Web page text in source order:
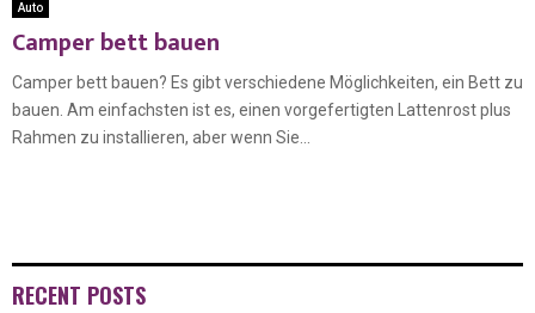
Auto
Camper bett bauen
Camper bett bauen? Es gibt verschiedene Möglichkeiten, ein Bett zu
bauen. Am einfachsten ist es, einen vorgefertigten Lattenrost plus
Rahmen zu installieren, aber wenn Sie...
RECENT POSTS